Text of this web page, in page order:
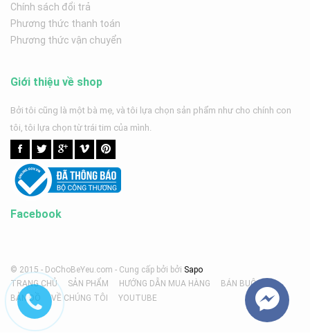
Chính sách đổi trả
Phương thức thanh toán
Phương thức vận chuyển
Giới thiệu về shop
Bởi tôi cũng là một bà mẹ, và tôi lựa chọn sản phẩm như cho chính con
tôi, tôi lựa chọn từ trái tim của mình.
Facebook
© 2015 - DoChoBeYeu.com - Cung cấp bởi bởi Sapo
TRANG CHỦ
SẢN PHẨM HƯỚNG DẪN MUA HÀNG
BÁN BUÔN
BẢN ĐỒ
VỀ CHÚNG TÔI YOUTUBE